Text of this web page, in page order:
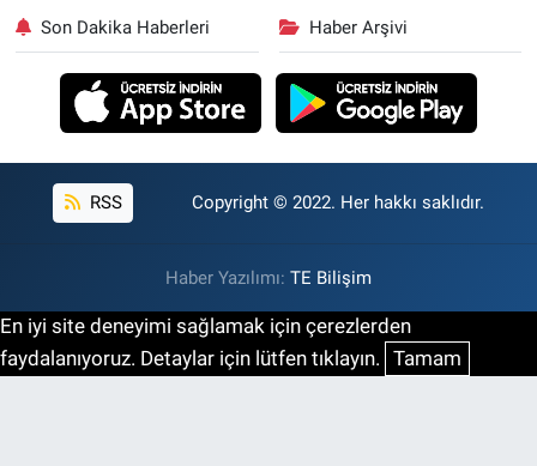
Son Dakika Haberleri Haber Arşivi
RSS Copyright © 2022. Her hakkı saklıdır.
Haber Yazılımı: TE Bilişim
En iyi site deneyimi sağlamak için çerezlerden
faydalanıyoruz. Detaylar için lütfen tıklayın. Tamam